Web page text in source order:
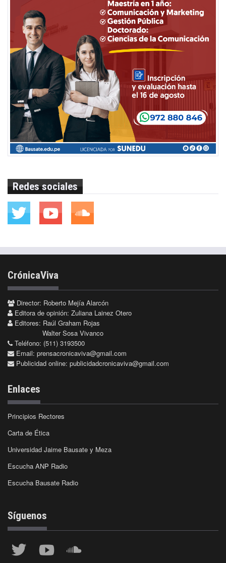
Redes sociales
CrónicaViva
Director: Roberto Mejía Alarcón
Editora de opinión: Zuliana Lainez Otero
Editores: Raúl Graham Rojas
Walter Sosa Vivanco
Teléfono: (511) 3193500
Email: prensacronicaviva@gmail.com
Publicidad online: publicidadcronicaviva@gmail.com
Enlaces
Principios Rectores
Carta de Ética
Universidad Jaime Bausate y Meza
Escucha ANP Radio
Escucha Bausate Radio
Síguenos